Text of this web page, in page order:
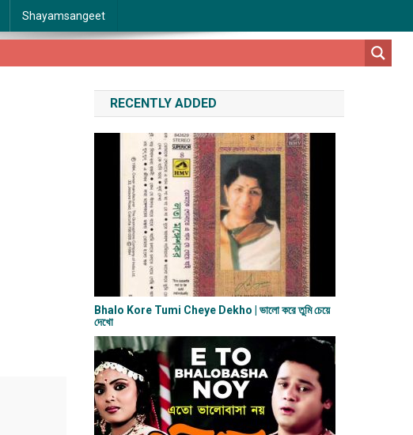
Shayamsangeet
RECENTLY ADDED
Bhalo Kore Tumi Cheye Dekho | ভালো করে তুমি চেয়ে
দেখো